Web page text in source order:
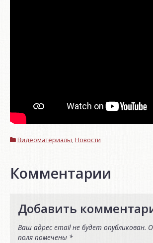
Видеоматериалы,Новости
Комментарии
Добавить
Ваш адрес email не будет опубликован.
поля помечены *